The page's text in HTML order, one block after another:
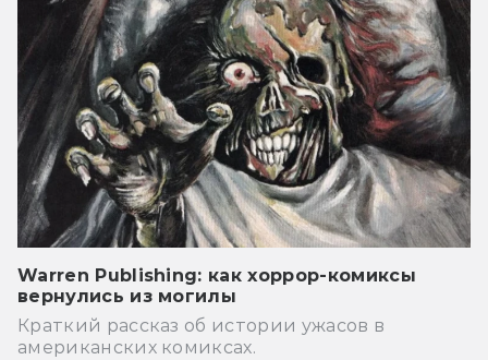
Warren Publishing: как хоррор-комиксы
вернулись из могилы
Краткий рассказ об истории ужасов в
американских комиксах.